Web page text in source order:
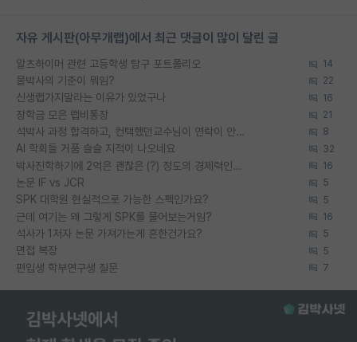
자유 게시판(아무개랩)에서 최근 댓글이 많이 달린 글
알츠하이머 관련 고등학생 탐구 포트폴리오 14
물박사의 기준이 뭐임? 22
신생랩가지말라는 이유가 있었구나 16
장학금 모은 랩비통장 21
석박사 과정 합격하고, 컨택했던교수님이 연락이 안됩니다... 8
AI 학회들 거품 슬슬 지적이 나오네요 32
박사진학하기에 2억은 괜찮은 (?) 정도의 경제력인가요 16
논문 IF vs JCR 5
SPK 대학원 현실적으로 가능한 스펙인가요? 5
근데 여기는 왜 그렇게 SPK를 물어보는거임? 16
석사가 1저자 논문 가져가는게 흔한건가요? 5
면접 복장 5
편입생 학부연구생 질문 7